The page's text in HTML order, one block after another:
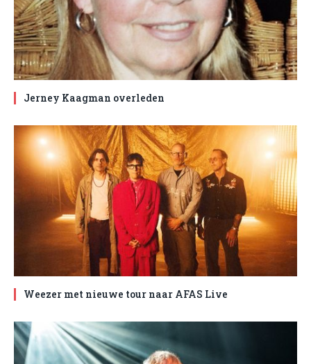
Jerney Kaagman overleden
Weezer met nieuwe tour naar AFAS Live